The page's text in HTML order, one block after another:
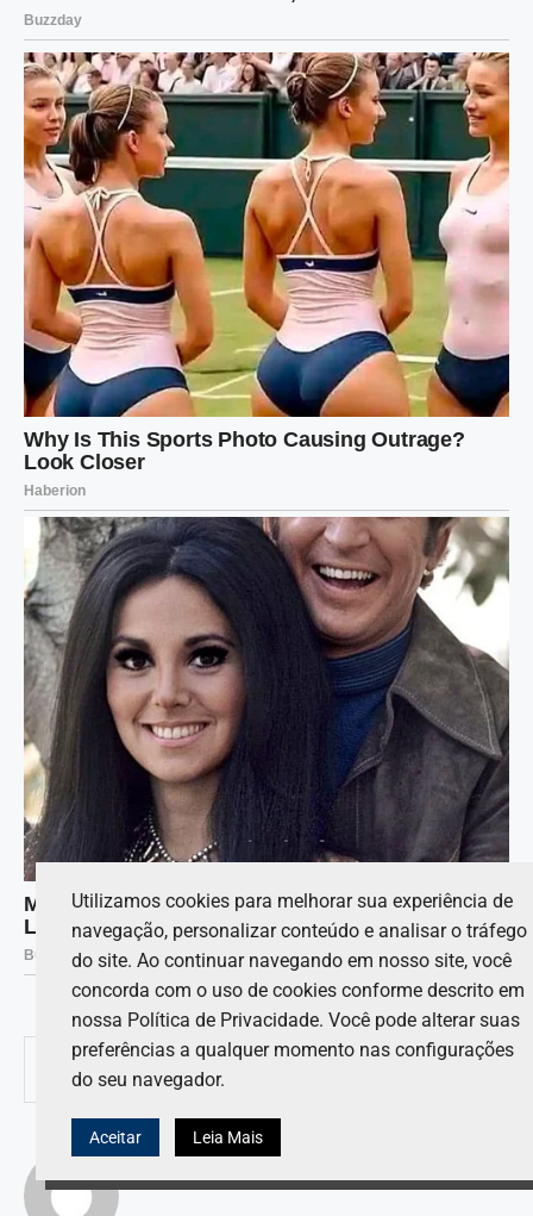
COMPARTILHAR
LUCAS ANDRADE
Utilizamos cookies para melhorar sua experiência de
navegação, personalizar conteúdo e analisar o tráfego
do site. Ao continuar navegando em nosso site, você
concorda com o uso de cookies conforme descrito em
nossa Política de Privacidade. Você pode alterar suas
preferências a qualquer momento nas configurações
do seu navegador.
Aceitar Leia Mais